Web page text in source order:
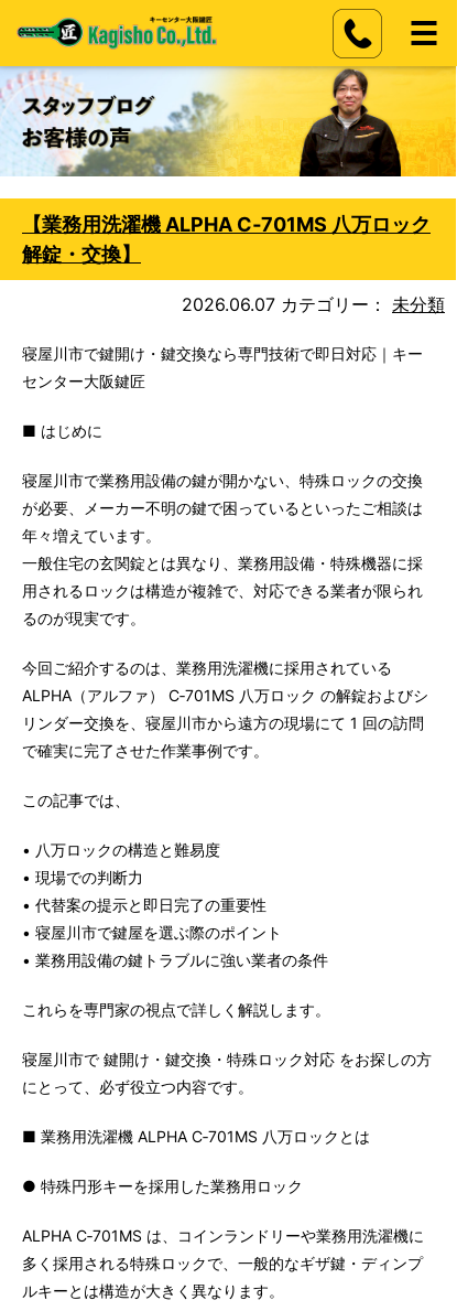
【業務用洗濯機 ALPHA C‑701MS 八万ロック
解錠・交換】
2026.06.07 カテゴリー： 未分類
寝屋川市で鍵開け・鍵交換なら専門技術で即日対応｜キー
センター大阪鍵匠
■ はじめに
寝屋川市で業務用設備の鍵が開かない、特殊ロックの交換
が必要、メーカー不明の鍵で困っているといったご相談は
年々増えています。
一般住宅の玄関錠とは異なり、業務用設備・特殊機器に採
用されるロックは構造が複雑で、対応できる業者が限られ
るのが現実です。
今回ご紹介するのは、業務用洗濯機に採用されている
ALPHA（アルファ） C‑701MS 八万ロック の解錠およびシ
リンダー交換を、寝屋川市から遠方の現場にて 1 回の訪問
で確実に完了させた作業事例です。
この記事では、
• 八万ロックの構造と難易度
• 現場での判断力
• 代替案の提示と即日完了の重要性
• 寝屋川市で鍵屋を選ぶ際のポイント
• 業務用設備の鍵トラブルに強い業者の条件
これらを専門家の視点で詳しく解説します。
寝屋川市で 鍵開け・鍵交換・特殊ロック対応 をお探しの方
にとって、必ず役立つ内容です。
■ 業務用洗濯機 ALPHA C‑701MS 八万ロックとは
● 特殊円形キーを採用した業務用ロック
ALPHA C‑701MS は、コインランドリーや業務用洗濯機に
多く採用される特殊ロックで、一般的なギザ鍵・ディンプ
ルキーとは構造が大きく異なります。